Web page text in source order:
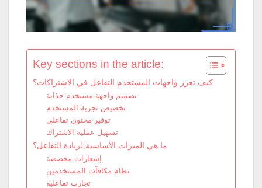
Key sections in the article:
كيف تعزز واجهات المستخدم التفاعل في الاشتراكات؟
تصميم واجهة مستخدم جذابة
تخصيص تجربة المستخدم
توفير محتوى تفاعلي
تسهيل عملية الاشتراك
ما هي الميزات الأساسية لزيادة التفاعل؟
إشعارات مخصصة
نظام مكافآت المستخدمين
تجارب تفاعلية